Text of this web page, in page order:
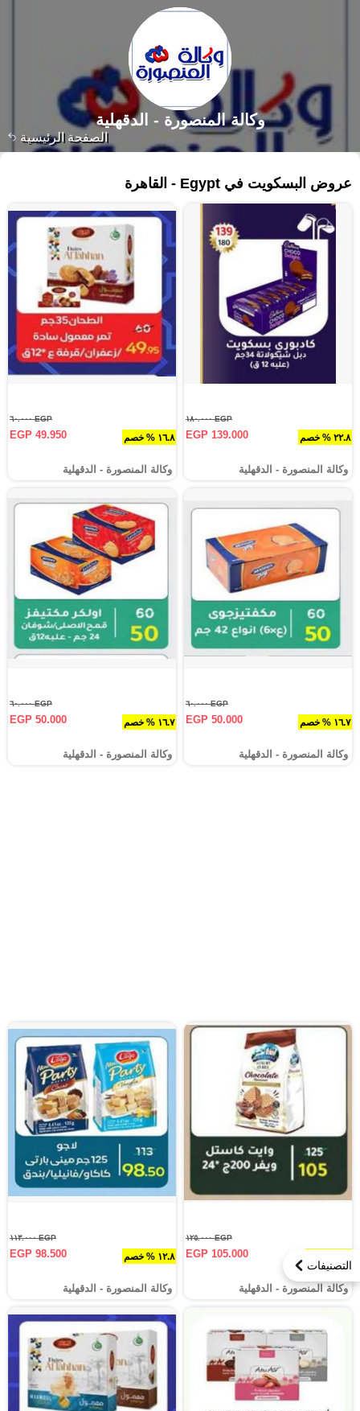
الصفحة الرئيسية
وكالة المنصورة - الدقهلية‎
التصنيفات
عروض البسكويت في Egypt - القاهرة
٢٢.٨ % خصم
EGP ١٨٠.٠٠٠
EGP 139.000
وكالة المنصورة - الدقهلية‎
١٦.٨ % خصم
EGP ٦٠.٠٠٠
EGP 49.950
وكالة المنصورة - الدقهلية‎
١٦.٧ % خصم
EGP ٦٠.٠٠٠
EGP 50.000
وكالة المنصورة - الدقهلية‎
١٦.٧ % خصم
EGP ٦٠.٠٠٠
EGP 50.000
وكالة المنصورة - الدقهلية‎
EGP ١٢٥.٠٠٠
EGP 105.000
وكالة المنصورة - الدقهلية‎
١٢.٨ % خصم
EGP ١١٣.٠٠٠
EGP 98.500
وكالة المنصورة - الدقهلية‎